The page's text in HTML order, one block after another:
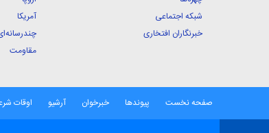
شبکه اجتماعی
خبرنگاران افتخاری
آمریکا
مقاومت
صفحه نخست پیوندها خبرخوان آرشیو اوقات